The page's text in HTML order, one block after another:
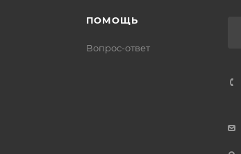
ПОМОЩЬ
Вопрос-ответ